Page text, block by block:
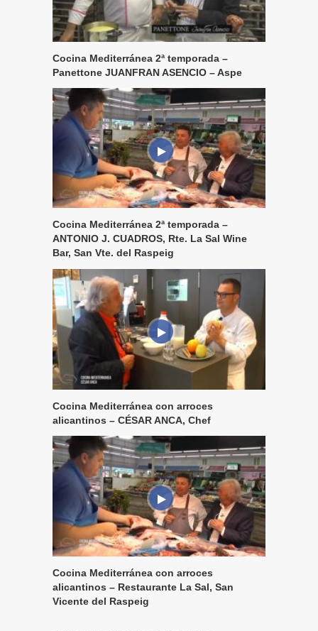
Cocina Mediterránea 2ª temporada –
Panettone JUANFRAN ASENCIO – Aspe
Cocina Mediterránea 2ª temporada –
ANTONIO J. CUADROS, Rte. La Sal Wine
Bar, San Vte. del Raspeig
Cocina Mediterránea con arroces
alicantinos – CÉSAR ANCA, Chef
Cocina Mediterránea con arroces
alicantinos – Restaurante La Sal, San
Vicente del Raspeig